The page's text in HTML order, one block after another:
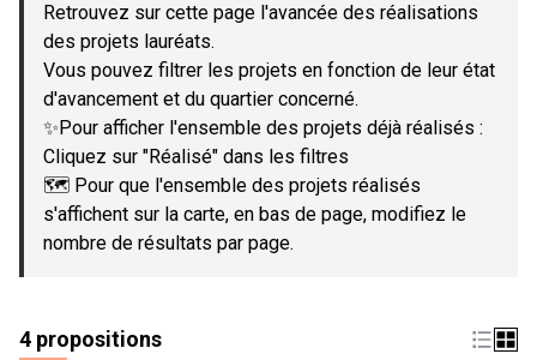
−
Retrouvez sur cette page l'avancée des réalisations
des projets lauréats.
Vous pouvez filtrer les projets en fonction de leur état
d'avancement et du quartier concerné.
✨Pour afficher l'ensemble des projets déjà réalisés :
Cliquez sur "Réalisé" dans les filtres
🗺️ Pour que l'ensemble des projets réalisés
s'affichent sur la carte, en bas de page, modifiez le
nombre de résultats par page.
4 propositions